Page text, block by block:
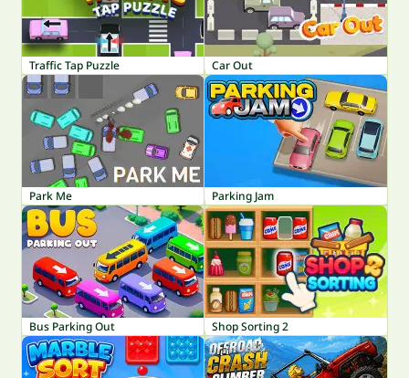
Traffic Tap Puzzle Car Out
Park Me Parking Jam
Bus Parking Out Shop Sorting 2